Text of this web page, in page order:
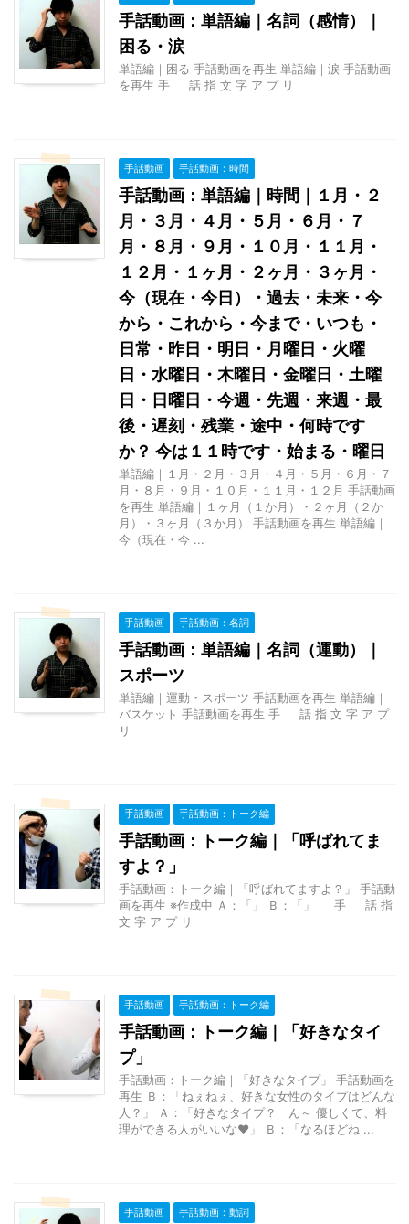
手話動画：単語編｜名詞（感情）｜
困る・涙
単語編｜困る 手話動画を再生 単語編｜涙 手話動画
を再生 手 話 指 文 字 ア プ リ
手話動画 手話動画：時間
手話動画：単語編｜時間｜１月・２
月・３月・４月・５月・６月・７
月・８月・９月・１０月・１１月・
１２月・１ヶ月・２ヶ月・３ヶ月・
今（現在・今日）・過去・未来・今
から・これから・今まで・いつも・
日常・昨日・明日・月曜日・火曜
日・水曜日・木曜日・金曜日・土曜
日・日曜日・今週・先週・来週・最
後・遅刻・残業・途中・何時です
か？ 今は１１時です・始まる・曜日
単語編｜１月・２月・３月・４月・５月・６月・７
月・８月・９月・１０月・１１月・１２月 手話動画
を再生 単語編｜１ヶ月（１か月）・２ヶ月（２か
月）・３ヶ月（３か月） 手話動画を再生 単語編｜
今（現在・今 ...
手話動画 手話動画：名詞
手話動画：単語編｜名詞（運動）｜
スポーツ
単語編｜運動・スポーツ 手話動画を再生 単語編｜
バスケット 手話動画を再生 手 話 指 文 字 ア プ
リ
手話動画 手話動画：トーク編
手話動画：トーク編｜「呼ばれてま
すよ？」
手話動画：トーク編｜「呼ばれてますよ？」 手話動
画を再生 ※作成中 Ａ：「」 Ｂ：「」 手 話 指
文 字 ア プ リ
手話動画 手話動画：トーク編
手話動画：トーク編｜「好きなタイ
プ」
手話動画：トーク編｜「好きなタイプ」 手話動画を
再生 Ｂ：「ねぇねぇ、好きな女性のタイプはどんな
人？」 Ａ：「好きなタイプ？ ん～ 優しくて、料
理ができる人がいいな♥」 Ｂ：「なるほどね ...
手話動画 手話動画：動詞